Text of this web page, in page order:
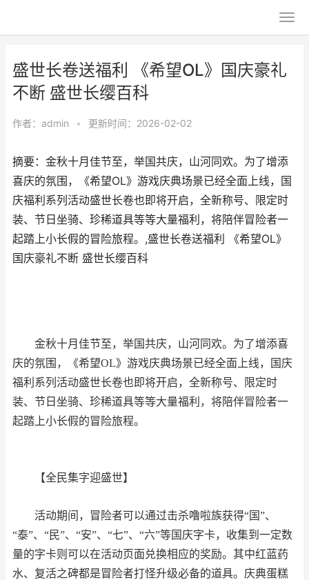
盛世长卷送福利 《希望OL》国庆豪礼
不断 盛世长缨百科
作者： admin • 更新时间：2026-02-02
摘要：​金秋十月佳节至，举国共庆，山河同欢。为了增添
喜庆的氛围，《希望OL》游戏庆典场景已经全面上线，国
庆福利系列活动盛世长卷也即将开启，全新称号、限定时
装、节日坐骑、珍稀道具等等大量福利，将陪伴冒险者一
起踏上小长假的冒险旅程。,盛世长卷送福利 《希望OL》
国庆豪礼不断 盛世长缨百科
金秋十月佳节至，举国共庆，山河同欢。为了增添喜
庆的氛围，《希望OL》游戏庆典场景已经全面上线，国庆
福利系列活动盛世长卷也即将开启，全新称号、限定时
装、节日坐骑、珍稀道具等等大量福利，将陪伴冒险者一
起踏上小长假的冒险旅程。
【全民集字迎盛世】
活动期间，冒险者可以通过击杀噜啦族获得“国”、
“泰”、“民”、“安”、“七”、“六”等国庆字卡，收集到一定数
量的字卡则可以在活动页面兑换相应的奖励。其中红蓝药
水、复活之碑都是冒险者打怪升级必备的道具。庆典蛋糕